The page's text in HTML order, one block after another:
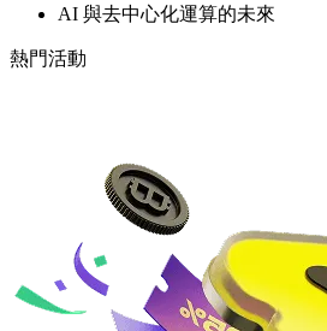
AI 與去中心化運算的未來
熱門活動